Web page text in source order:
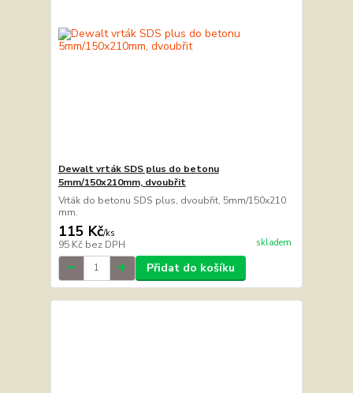
Dewalt vrták SDS plus do betonu
5mm/150x210mm, dvoubřit
Vrták do betonu SDS plus, dvoubřit, 5mm/150x210
mm.
115 Kč/ks
95 Kč bez DPH skladem
Přidat do košíku